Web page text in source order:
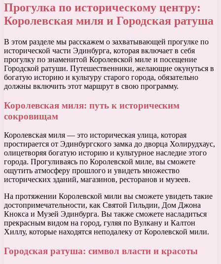
Прогулка по историческому центру:
Королевская миля и Городская ратуша
В этом разделе мы расскажем о захватывающей прогулке по
исторической части Эдинбурга, которая включает в себя
прогулку по знаменитой Королевской миле и посещение
Городской ратуши. Путешественники, желающие окунуться в
богатую историю и культуру старого города, обязательно
должны включить этот маршрут в свою программу.
Королевская миля: путь к историческим
сокровищам
Королевская миля — это историческая улица, которая
простирается от Эдинбургского замка до дворца Холирудхаус,
олицетворяя богатую историю и культурное наследие этого
города. Прогуливаясь по Королевской миле, вы сможете
ощутить атмосферу прошлого и увидеть множество
исторических зданий, магазинов, ресторанов и музеев.
На протяжении Королевской мили вы сможете увидеть такие
достопримечательности, как Святой Гильдии, Дом Джона
Кнокса и Музей Эдинбурга. Вы также сможете насладиться
прекрасным видом на город, гуляя по Вулкану и Калтон
Хиллу, которые находятся неподалеку от Королевской мили.
Городская ратуша: символ власти и красоты